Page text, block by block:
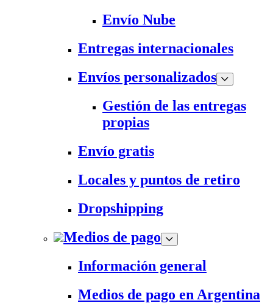
Envío Nube
Entregas internacionales
Envíos personalizados
Gestión de las entregas
propias
Envío gratis
Locales y puntos de retiro
Dropshipping
Medios de pago
Información general
Medios de pago en Argentina